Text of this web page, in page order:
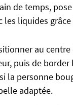
de temps,
les liquides
au
puis de
la personne
adaptée.